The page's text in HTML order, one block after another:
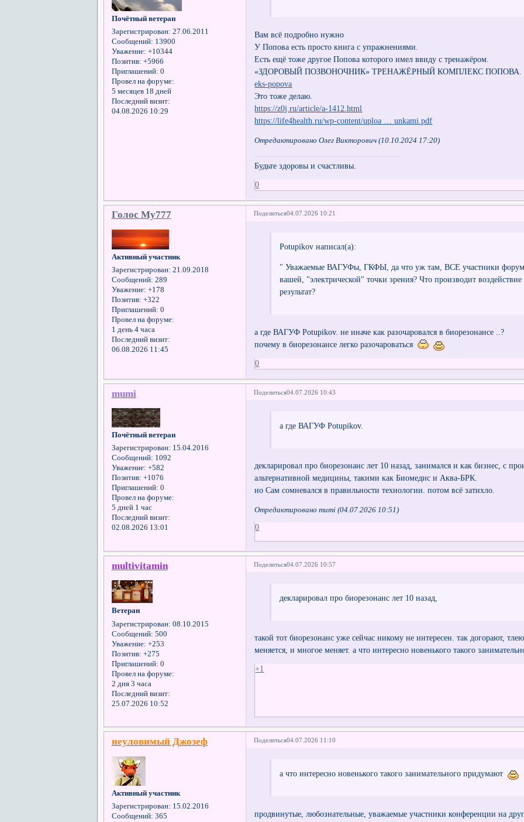
Почётный ветеран
Зарегистрирован: 27.06.2011
Сообщений: 13900
Уважение: +10344
Позитив: +5966
Приглашений: 0
Провел на форуме:
5 месяцев 18 дней
Последний визит:
04.08.2026 10:29
Вам всё подробно нужно
У Попова есть просто книга с упражнениями.
Есть ещё тоже другое Попова которого имел ввиду с тренажёром.
«ЗДОРОВЫЙ ПОЗВОНОЧНИК» ТРЕНАЖЁРНЫЙ КОМПЛЕКС ПОПОВА.
eks-popova
Это тоже делаю.
https://z0j.ru/article/a-1412.html
https://life4health.ru/wp-content/uploa … unkami.pdf
Отредактировано Олег Викторович (10.10.2024 17:20)
Будьте здоровы и счастливы.
0
Поделиться04.07.2026 10:21
Голос Му777
Активный участник
Зарегистрирован: 21.09.2018
Сообщений: 289
Уважение: +178
Позитив: +322
Приглашений: 0
Провел на форуме:
1 день 4 часа
Последний визит:
06.08.2026 11:45
Potupikov написал(а):
" Уважаемые ВАГУФы, ГКФЫ, да что уж там, ВСЕ участники форума,
вашей, "электрической" точки зрения? Что производит
результат?
а где ВАГУФ Potupikov. не иначе как разочаровался в биорезонансе ..?
почему в биорезонансе легко разочароваться
0
Поделиться04.07.2026 10:43
mumi
Почётный ветеран
Зарегистрирован: 15.04.2016
Сообщений: 1092
Уважение: +582
Позитив: +1076
Приглашений: 0
Провел на форуме:
5 дней 1 час
Последний визит:
02.08.2026 13:01
а где ВАГУФ Potupikov.
декларировал про биорезонанс лет 10 назад, занимался и как бизнес, с
альтернативной медицины, такими как Биомедис и Аква-БРК.
но Сам сомневался в правильности технологии. потом всё затихло.
Отредактировано mumi (04.07.2026 10:51)
0
Поделиться04.07.2026 10:57
multivitamin
Ветеран
Зарегистрирован: 08.10.2015
Сообщений: 500
Уважение: +253
Позитив: +275
Приглашений: 0
Провел на форуме:
2 дня 3 часа
Последний визит:
25.07.2026 10:52
декларировал про биорезонанс лет 10 назад,
такой тот биорезонанс уже сейчас никому не интересен. так догорают,
меняется, и многое меняет. а что интересно новенького такого
+1
Поделиться04.07.2026 11:10
неуловимый Джозеф
Активный участник
Зарегистрирован: 15.02.2016
Сообщений: 365
а что интересно новенького такого занимательного придумают
продвинутые, любознательные, уважаемые участники конференции на